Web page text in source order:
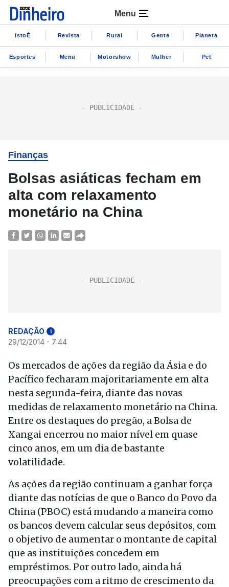
Menu
IstoÉ Revista Rural Gente Planeta
Esportes Menu Motorshow Mulher Pet
Finanças
Bolsas asiáticas fecham em
alta com relaxamento
monetário na China
REDAÇÃO i
29/12/2014 - 7:44
Os mercados de ações da região da Ásia e do
Pacífico fecharam majoritariamente em alta
nesta segunda-feira, diante das novas
medidas de relaxamento monetário na China.
Entre os destaques do pregão, a Bolsa de
Xangai encerrou no maior nível em quase
cinco anos, em um dia de bastante
volatilidade.
As ações da região continuam a ganhar força
diante das notícias de que o Banco do Povo da
China (PBOC) está mudando a maneira como
os bancos devem calcular seus depósitos, com
o objetivo de aumentar o montante de capital
que as instituições concedem em
empréstimos. Por outro lado, ainda há
preocupações com a ritmo de crescimento da